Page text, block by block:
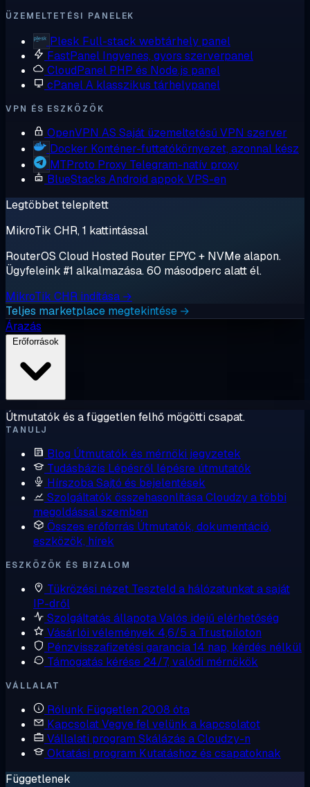
ÜZEMELTETÉSI PANELEK
Plesk Full-stack webtárhely panel
FastPanel Ingyenes, gyors szerverpanel
CloudPanel PHP és Node.js panel
cPanelA klasszikus tárhelypanel
VPN ÉS ESZKÖZÖK
OpenVPN AS Saját üzemeltetésű VPN szerver
Docker Konténer-futtatókörnyezet, azonnal kész
MTProto Proxy Telegram-natív proxy
BlueStacks Android appok VPS-en
Legtöbbet telepített
MikroTik CHR, 1 kattintással
RouterOS Cloud Hosted Router EPYC + NVMe alapon.
Ügyfeleink #1 alkalmazása. 60 másodperc alatt él.
MikroTik CHR indítása →
Teljes marketplace megtekintése →
Árazás
Útmutatók és a független felhő mögötti csapat.
TANULJ
Blog Útmutatók és mérnöki jegyzetek
Tudásbázis Lépésről lépésre útmutatók
HírszobaSajtó és bejelentések
Szolgáltatók összehasonlításaCloudzy a többi
megoldással szemben
Összes erőforrás Útmutatók, dokumentáció,
eszközök, hírek
ESZKÖZÖK ÉS BIZALOM
Tükrözési nézet Teszteld a hálózatunkat a saját
IP-dről
Szolgáltatás állapotaValós idejű elérhetőség
Vásárlói vélemények 4,6/5 a Trustpiloton
Pénzvisszafizetési garancia14 nap, kérdés nélkül
Támogatás kérése 24/7, valódi mérnökök
VÁLLALAT
Rólunk Független 2008 óta
KapcsolatVegye fel velünk a kapcsolatot
Vállalati program Skálázás a Cloudzy-n
Oktatási program Kutatáshoz és csapatoknak
Függetlenek